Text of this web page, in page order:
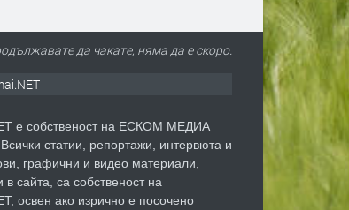
да чакате, няма да е скоро.
е собственост на ЕСКОМ МЕДИА
статии, репортажи, интервюта и
графични и видео материали,
в сайта, са собственост на
освен ако изрично е посочено